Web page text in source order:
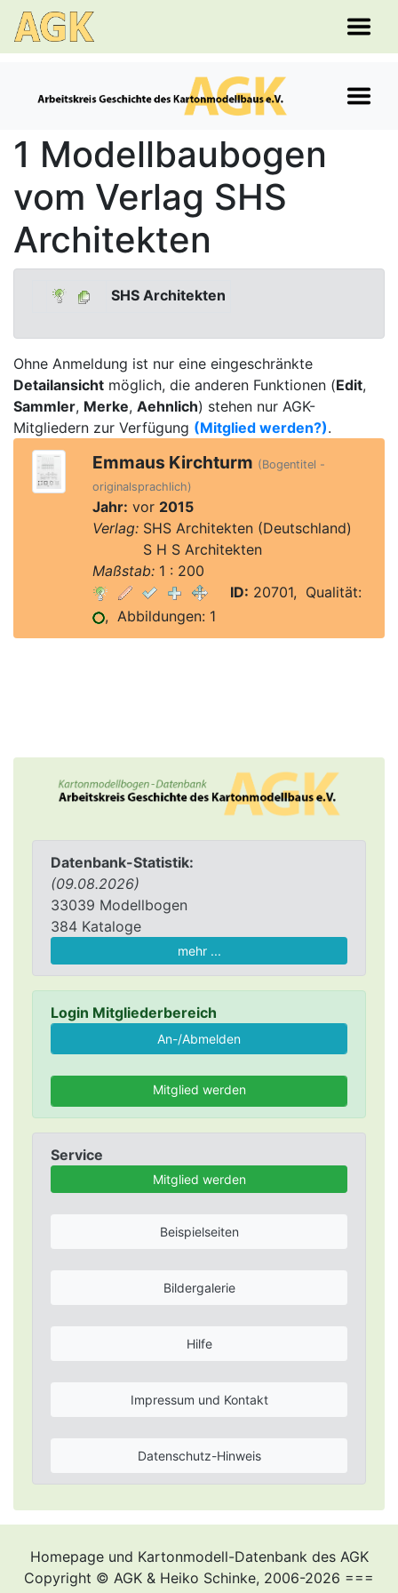
Datenbank-Statistik:
(09.08.2026)
33039 Modellbogen
384 Kataloge
mehr ...
Login Mitgliederbereich
Mitglied werden
Service
Mitglied werden
Beispielseiten
Bildergalerie
Hilfe
Impressum und Kontakt
Datenschutz-Hinweis
1 Modellbaubogen
vom Verlag SHS
Architekten
SHS Architekten
Ohne Anmeldung ist nur eine eingeschränkte
Detailansicht möglich, die anderen Funktionen (Edit,
Sammler, Merke, Aehnlich) stehen nur AGK-
Mitgliedern zur Verfügung (Mitglied werden?).
Emmaus Kirchturm (Bogentitel -
originalsprachlich)
Jahr: vor 2015
Verlag:SHS Architekten (Deutschland)
S H S Architekten
Maßstab:1 : 200
ID: 20701, Qualität:
, Abbildungen: 1
Homepage und Kartonmodell-Datenbank des AGK
Copyright © AGK & Heiko Schinke, 2006-2026 ===